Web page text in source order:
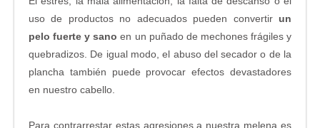
uso de productos no adecuados pueden convertir un
pelo fuerte y sano en un puñado de mechones frágiles y
quebradizos. De igual modo, el abuso del secador o de la
plancha también puede provocar efectos devastadores
en nuestro cabello.
Para contrarrestar estas agresiones a nuestra melena es